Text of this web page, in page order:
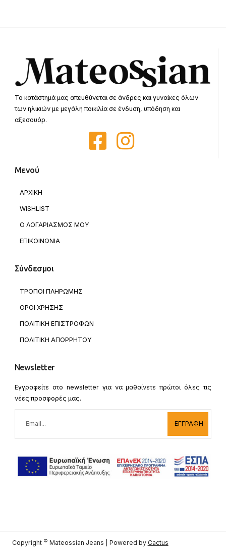
Το κατάστημά μας απευθύνεται σε άνδρες και γυναίκες όλων
των ηλικιών με μεγάλη ποικιλία σε ένδυση, υπόδηση και
αξεσουάρ.
Μενού
ΑΡΧΙΚΗ
WISHLIST
Ο ΛΟΓΑΡΙΑΣΜΟΣ ΜΟΥ
ΕΠΙΚΟΙΝΩΝΙΑ
Σύνδεσμοι
ΤΡΟΠΟΙ ΠΛΗΡΩΜΗΣ
ΟΡΟΙ ΧΡΗΣΗΣ
ΠΟΛΙΤΙΚΗ ΕΠΙΣΤΡΟΦΩΝ
ΠΟΛΙΤΙΚΗ ΑΠΟΡΡΗΤΟΥ
Newsletter
Εγγραφείτε στο newsletter για να μαθαίνετε πρώτοι όλες τις
νέες προσφορές μας.
ΕΓΓΡΑΦΗ
Copyright © Mateossian Jeans | Powered by Cactus